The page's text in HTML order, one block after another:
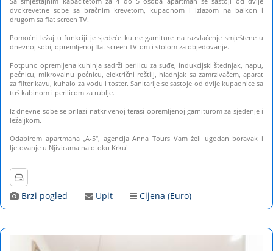
dvokrevetne sobe sa bračnim krevetom, kupaonom i izlazom na balkon i
drugom sa flat screen TV.
Pomoćni ležaj u funkciji je sjedeće kutne garniture na razvlačenje smještene u
dnevnoj sobi, opremljenoj flat screen TV-om i stolom za objedovanje.
Potpuno opremljena kuhinja sadrži perilicu za suđe, indukcijski štednjak, napu,
pećnicu, mikrovalnu pećnicu, električni roštilj, hladnjak sa zamrzivačem, aparat
za filter kavu, kuhalo za vodu i toster. Sanitarije se sastoje od dvije kupaonice sa
tuš kabinom i perilicom za rublje.
Iz dnevne sobe se prilazi natkrivenoj terasi opremljenoj garniturom za sjedenje i
ležaljkom.
Odabirom apartmana „A-5“, agencija Anna Tours Vam želi ugodan boravak i
ljetovanje u Njivicama na otoku Krku!
Brzi pogled Upit Cijena (Euro)